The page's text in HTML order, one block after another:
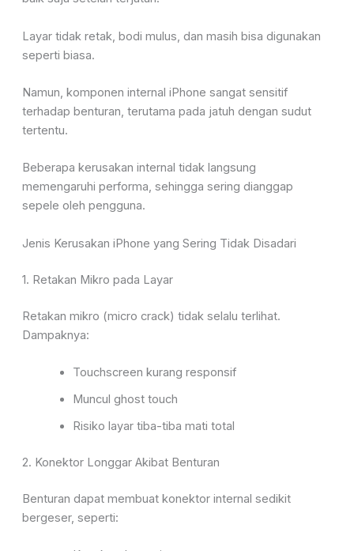
Layar tidak retak, bodi mulus, dan masih bisa digunakan
seperti biasa.
Namun, komponen internal iPhone sangat sensitif
terhadap benturan, terutama pada jatuh dengan sudut
tertentu.
Beberapa kerusakan internal tidak langsung
memengaruhi performa, sehingga sering dianggap
sepele oleh pengguna.
Jenis Kerusakan iPhone yang Sering Tidak Disadari
1. Retakan Mikro pada Layar
Retakan mikro (micro crack) tidak selalu terlihat.
Dampaknya:
Touchscreen kurang responsif
Muncul ghost touch
Risiko layar tiba-tiba mati total
2. Konektor Longgar Akibat Benturan
Benturan dapat membuat konektor internal sedikit
bergeser, seperti: